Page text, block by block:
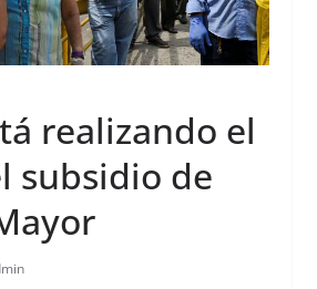
realizando el
subsidio de